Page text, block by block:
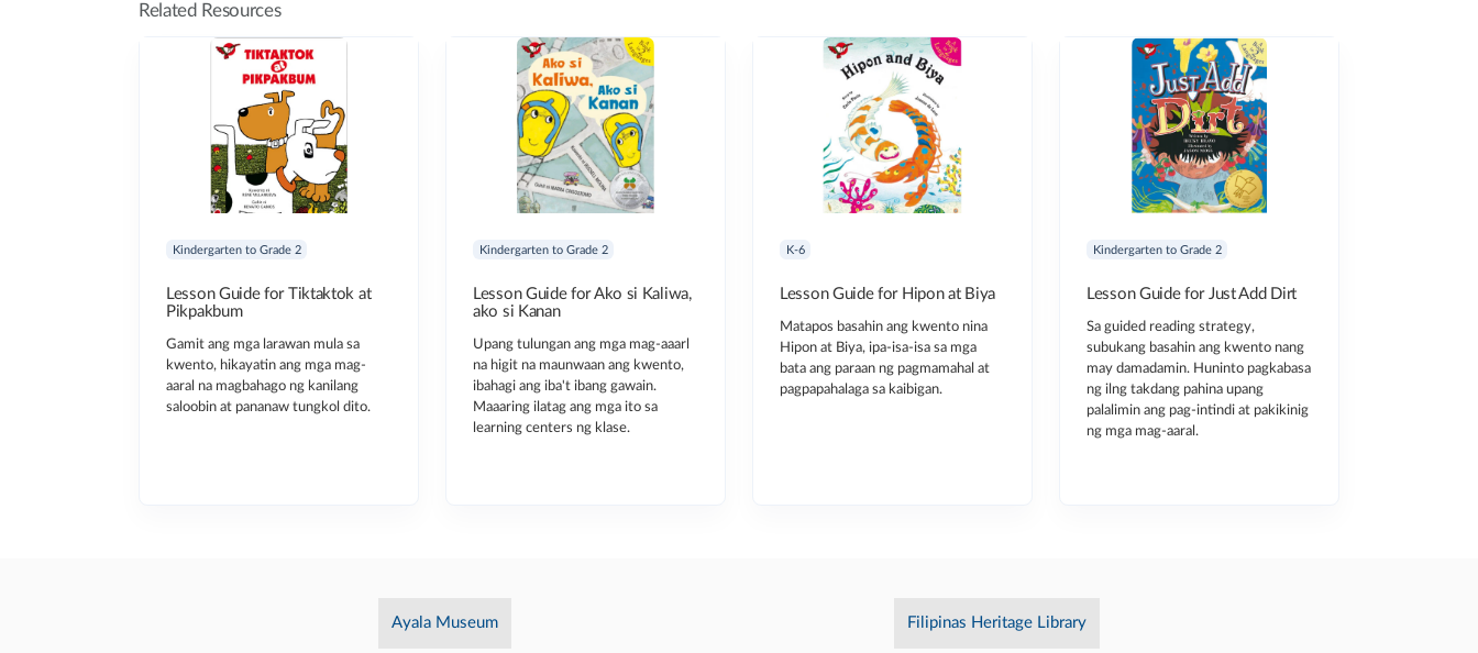
Related Resources
Kindergarten to Grade 2
Lesson Guide for Tiktaktok at
Pikpakbum
Gamit ang mga larawan mula sa
kwento, hikayatin ang mga mag-
aaral na magbahago ng kanilang
saloobin at pananaw tungkol dito.
Kindergarten to Grade 2
Lesson Guide for Ako si Kaliwa,
ako si Kanan
Upang tulungan ang mga mag-aaarl
na higit na maunwaan ang kwento,
ibahagi ang iba't ibang gawain.
Maaaring ilatag ang mga ito sa
learning centers ng klase.
K-6
Lesson Guide for Hipon at Biya
Matapos basahin ang kwento nina
Hipon at Biya, ipa-isa-isa sa mga
bata ang paraan ng pagmamahal at
pagpapahalaga sa kaibigan.
Kindergarten to Grade 2
Lesson Guide for Just Add Dirt
Sa guided reading strategy,
subukang basahin ang kwento nang
may damadamin. Huninto pagkabasa
ng ilng takdang pahina upang
palalimin ang pag-intindi at pakikinig
ng mga mag-aaral.
Ayala Museum Filipinas Heritage Library